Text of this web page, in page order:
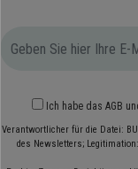
Ich habe das AGB
Verantwortlicher für die Datei:
des Newsletters;